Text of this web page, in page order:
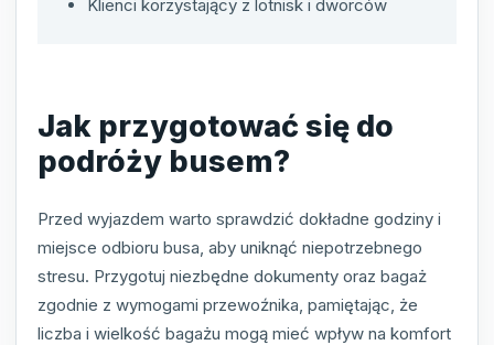
Klienci korzystający z lotnisk i dworców
Jak przygotować się do
podróży busem?
Przed wyjazdem warto sprawdzić dokładne godziny i
miejsce odbioru busa, aby uniknąć niepotrzebnego
stresu. Przygotuj niezbędne dokumenty oraz bagaż
zgodnie z wymogami przewoźnika, pamiętając, że
liczba i wielkość bagażu mogą mieć wpływ na komfort